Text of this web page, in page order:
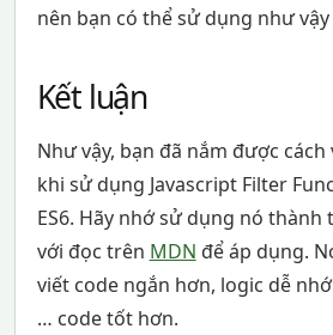
nên bạn có thể sử dụng như
Kết luận
Như vậy, bạn đã nắm được
khi sử dụng Javascript Filter
ES6. Hãy nhớ sử dụng nó
với đọc trên MDN để áp dụng.
viết code ngắn hơn, logic dễ
… code tốt hơn.